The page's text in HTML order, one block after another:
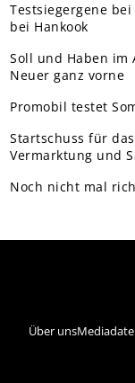
Testsiegergene
bei Hankook
Soll und Haben im
Neuer ganz vorne
Promobil testet
Startschuss für
Vermarktung und
Noch nicht mal
Über uns